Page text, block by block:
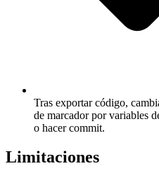
Tras exportar código,
de marcador por variables
o hacer commit.
Limitaciones